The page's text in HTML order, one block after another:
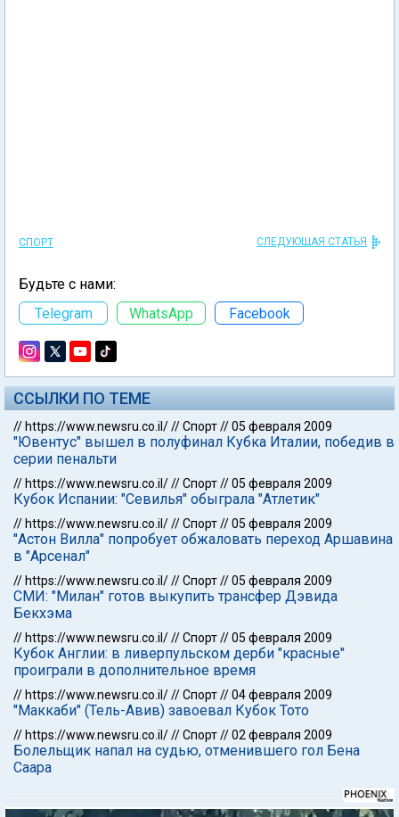
СПОРТ СЛЕДУЮЩАЯ СТАТЬЯ
Будьте с нами:
Telegram
WhatsApp Facebook
ССЫЛКИ ПО ТЕМЕ
// https://www.newsru.co.il///Спорт//05 февраля 2009
"Ювентус" вышел в полуфинал Кубка Италии, победив в
серии пенальти
// https://www.newsru.co.il///Спорт//05 февраля 2009
Кубок Испании: "Севилья" обыграла "Атлетик"
// https://www.newsru.co.il///Спорт//05 февраля 2009
"Астон Вилла" попробует обжаловать переход Аршавина
в "Арсенал"
// https://www.newsru.co.il///Спорт//05 февраля 2009
СМИ: "Милан" готов выкупить трансфер Дэвида
Бекхэма
// https://www.newsru.co.il///Спорт//05 февраля 2009
Кубок Англии: в ливерпульском дерби "красные"
проиграли в дополнительное время
// https://www.newsru.co.il///Спорт//04 февраля 2009
"Маккаби" (Тель-Авив) завоевал Кубок Тото
// https://www.newsru.co.il///Спорт//02 февраля 2009
Болельщик напал на судью, отменившего гол Бена
Саара